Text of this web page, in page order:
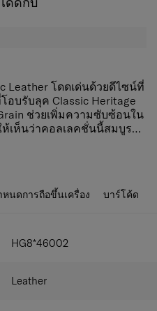
Leather โดดเด่นด้วยดีไซน์ที่
บรับลุค Classic Heritage
ช่วยเพิ่มความซับซ้อนใน
เห็นว่าคอลเลคชั่นนี้สมบูรณ์
ในชีวิตประจําวัน คุณสมบัติ:
ซิป
กั้นแขนเสื้อ
ทําจากหนังท็อปเกรน
นดการถือขึ้นเครื่อง บาร์โค้ด
HG8*46002
Leather